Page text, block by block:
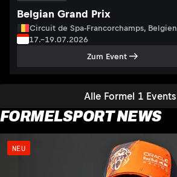
Alle Formel 1 Events
Belgian Grand Prix
Circuit de Spa-Francorchamps, Belgien
17.–19.07.2026
Zum Event
FORMELSPORT NEWS
NEU